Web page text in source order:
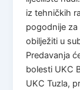
iz tehničkih
pogodnije za
obilježiti u
Predavanja
bolesti UKC
UKC Tuzla,